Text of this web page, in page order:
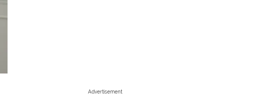
Advertisement